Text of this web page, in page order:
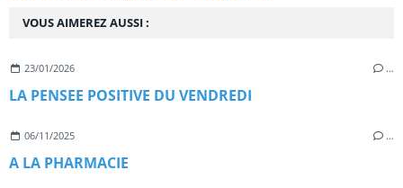
VOUS AIMEREZ AUSSI :
23/01/2026 …
LA PENSEE POSITIVE DU VENDREDI
06/11/2025 …
A LA PHARMACIE